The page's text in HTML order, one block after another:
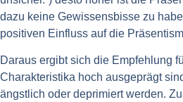
dazu keine Gewissensbisse zu
positiven Einfluss auf die
Daraus ergibt sich die Empfehlung
Charakteristika hoch ausgeprägt
ängstlich oder deprimiert werden.